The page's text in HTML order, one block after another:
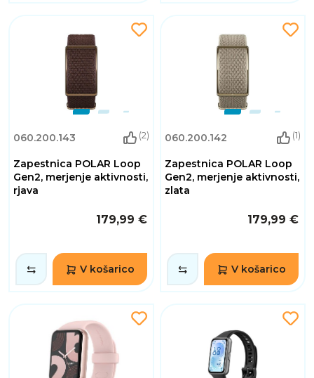
060.200.143 (2)
Zapestnica POLAR Loop
Gen2, merjenje aktivnosti,
rjava
179,99 €
V košarico
060.200.142 (1)
Zapestnica POLAR Loop
Gen2, merjenje aktivnosti,
zlata
179,99 €
V košarico